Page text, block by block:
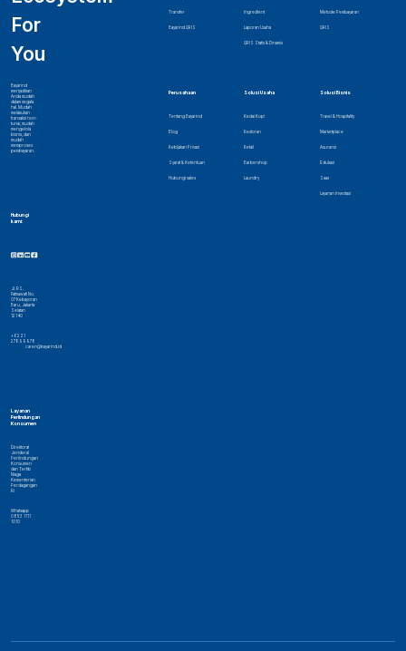
For
You
Bayarind
menjadikan
Anda mudah
dalam segala
hal. Mudah
melakukan
transaksi non-
tunai, mudah
mengelola
bisnis, dan
mudah
memproses
pembayaran.
Hubungi
kami:
Jl. RS.
Fatmawati No.
07 Kebayoran
Baru, Jakarta
Selatan
12140
+62 21
27899978
caren@bayarind.id
Layanan
Perlindungan
Konsumen
Direktorat
Jenderal
Perlindungan
Konsumen
dan Tertib
Niaga
Kementerian
Perdagangan
RI
Whatsapp
0853 1111
1010
Transfer
Bayarind QRIS
Ingredient
Laporan Usaha
QRIS Statis & Dinamis
Metode Pembayaran
QRIS
Perusahaan
Tentang Bayarind
Blog
Kebijakan Privasi
Syarat & Ketentuan
Hubungi sales
Solusi Usaha
Kedai Kopi
Restoran
Retail
Barbershop
Laundry
Solusi Bisnis
Travel & Hospitality
Marketplace
Asuransi
Edukasi
Saas
Layanan Investasi